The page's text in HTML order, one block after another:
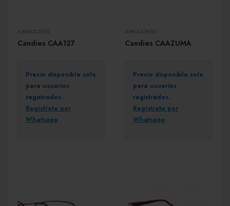
ARMAZONES
Candies CAA127
Precio disponible solo
para usuarios
registrados.
Regístrate por
Whatsapp
ARMAZONES
Candies CAAZUMA
Precio disponible solo
para usuarios
registrados.
Regístrate por
Whatsapp